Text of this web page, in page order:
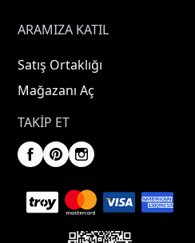
ARAMIZA KATIL
Satış Ortaklığı
Mağazanı Aç
TAKIP ET